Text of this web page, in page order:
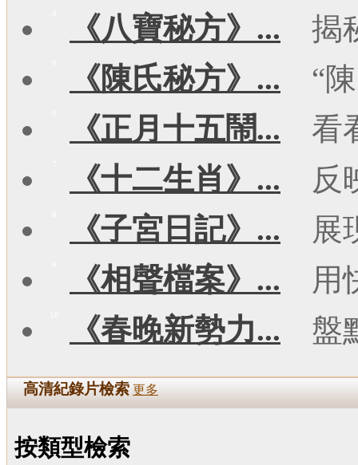
《八寶秘方》... 揭
《陳氏秘方》... “
《正月十五鬧... 看
《十二生肖》... 反
《子宮日記》... 展
《相聲檔案》... 用
《春晚新勢力... 盤
高清紀錄片檢索 更多
按類型檢索